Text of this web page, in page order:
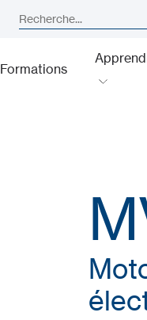
Formations